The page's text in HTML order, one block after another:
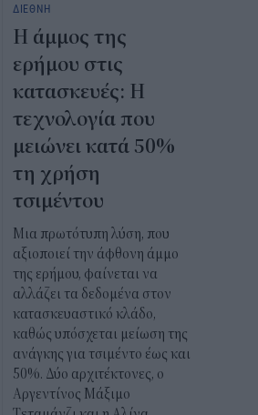
ΔΙΕΘΝΗ
Η άμμος της
ερήμου στις
κατασκευές: Η
τεχνολογία που
μειώνει κατά 50%
τη χρήση
τσιμέντου
Μια πρωτότυπη λύση, που
αξιοποιεί την άφθονη άμμο
της ερήμου, φαίνεται να
αλλάζει τα δεδομένα στον
κατασκευαστικό κλάδο,
καθώς υπόσχεται μείωση της
ανάγκης για τσιμέντο έως και
50%. Δύο αρχιτέκτονες, ο
Αργεντίνος Μάξιμο